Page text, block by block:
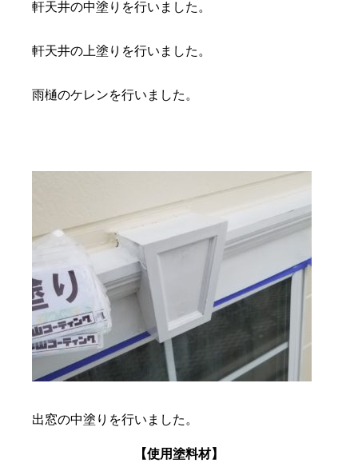
軒天井の中塗りを行いました。
軒天井の上塗りを行いました。
雨樋のケレンを行いました。
出窓の中塗りを行いました。
【使用塗料材】